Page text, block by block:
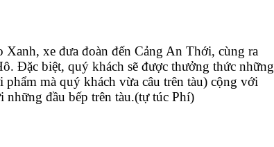
xe đưa đoàn đến Cảng An Thới, cùng ra
Đặc biệt, quý khách sẽ được thưởng thức những
mà quý khách vừa câu trên tàu) cộng với
những đầu bếp trên tàu.(tự túc Phí)